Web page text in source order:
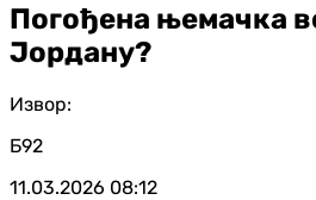
Погођена њемачка
Јордану?
Извор:
Б92
11.03.2026 08:12